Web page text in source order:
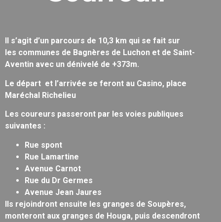
Il s’agit d’un parcours de 10,3 km qui se fait sur
les communes de Bagnères de Luchon et de Saint-
Aventin avec un dénivelé de +373m.
Le départ et l’arrivée se feront au Casino, place
Maréchal Richelieu
Les coureurs passeront par les voies publiques
suivantes :
Rue spont
Rue Lamartine
Avenue Carnot
Rue du Dr Germes
Avenue Jean Jaures
Ils rejoindront ensuite les granges de Soupères,
monteront aux granges de Houga, puis descendront